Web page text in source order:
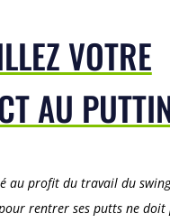
VOTRE
AU
au profit du travail du
rentrer ses putts ne doit